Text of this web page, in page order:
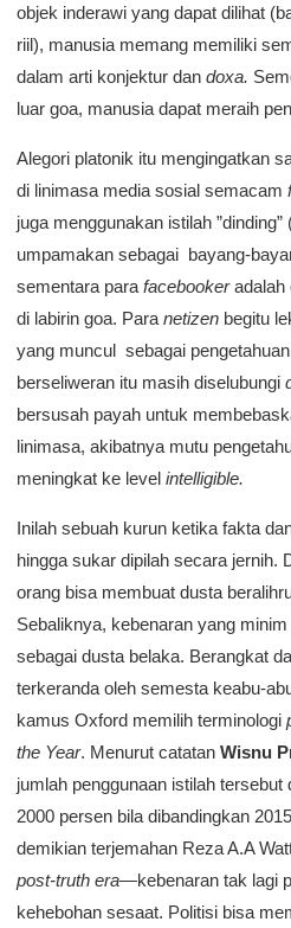
objek inderawi yang dapat dilihat
riil), manusia memang memiliki
dalam arti konjektur dan doxa.
luar goa, manusia dapat meraih
Alegori platonik itu mengingatkan
di linimasa media sosial semacam
juga menggunakan istilah ”dinding”
umpamakan sebagai bayang-
sementara parafacebookeradalah
di labirin goa. Paranetizen begitu
yang muncul sebagai
berseliweran itu masih diselubungi
bersusah payah untuk
linimasa, akibatnya mutu
meningkat ke level intelligible.
Inilah sebuah kurun ketika fakta
hingga sukar dipilah secara jernih.
orang bisa membuat dusta
Sebaliknya, kebenaran yang
sebagai dusta belaka. Berangkat
terkeranda oleh semesta keabu-
kamus Oxford memilih terminologi
the Year. Menurut catatan Wisnu
jumlah penggunaan istilah tersebut
2000 persen bila dibandingkan
demikian terjemahan Reza A.A
post-truth era—kebenaran tak lagi
kehebohan sesaat. Politisi bisa